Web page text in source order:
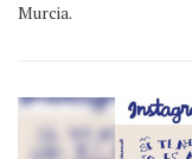
Murcia.